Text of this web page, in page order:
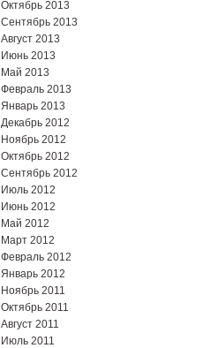
Октябрь 2013
Сентябрь 2013
Август 2013
Июнь 2013
Май 2013
Февраль 2013
Январь 2013
Декабрь 2012
Ноябрь 2012
Октябрь 2012
Сентябрь 2012
Июль 2012
Июнь 2012
Май 2012
Март 2012
Февраль 2012
Январь 2012
Ноябрь 2011
Октябрь 2011
Август 2011
Июль 2011